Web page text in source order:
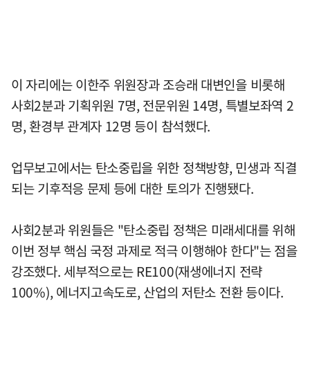
이 자리에는 이한주 위원장과 조승래 대변인을 비롯해
사회2분과 기획위원 7명, 전문위원 14명, 특별보좌역 2
명, 환경부 관계자 12명 등이 참석했다.
업무보고에서는 탄소중립을 위한 정책방향, 민생과 직결
되는 기후적응 문제 등에 대한 토의가 진행됐다.
사회2분과 위원들은 "탄소중립 정책은 미래세대를 위해
이번 정부 핵심 국정 과제로 적극 이행해야 한다"는 점을
강조했다. 세부적으로는 RE100(재생에너지 전략
100%), 에너지고속도로, 산업의 저탄소 전환 등이다.